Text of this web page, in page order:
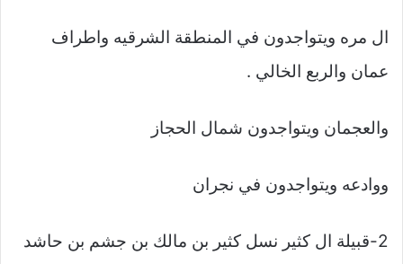
ال مره ويتواجدون في المنطقة الشرقيه واطراف
عمان والربع الخالي .
والعجمان ويتواجدون شمال الحجاز
ووادعه ويتواجدون في نجران
2-قبيلة ال كثير نسل كثير بن مالك بن جشم بن حاشد